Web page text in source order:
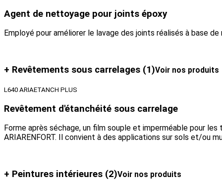
Agent de nettoyage pour joints époxy
Employé pour améliorer le lavage des joints réalisés à base de
+ Revêtements sous carrelages (1)Voir nos produits
L640 ARIAETANCH PLUS
Revêtement d'étanchéité sous carrelage
Forme après séchage, un film souple et imperméable pour
ARIARENFORT. Il convient à des applications sur sols et/ou
+ Peintures intérieures (2)Voir nos produits